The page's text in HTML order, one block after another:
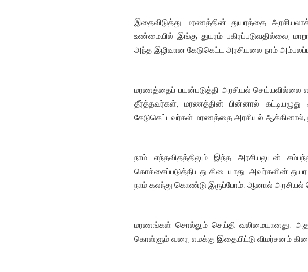
இதைவிடுத்து மரணத்தின் துயரத்தை
உண்மையில் இங்கு துயரம் பகிரப்படுவதில்லை,
அந்த இழிவான கேடுகெட்ட அரசியலை நாம்
மரணத்தைப் பயன்படுத்தி அரசியல் செய்யவில்லை
தீர்த்தவர்கள், மரணத்தின் பின்னால்
கேடுகெட்டவர்கள் மரணத்தை அரசியல் ஆக்கினால்,
நாம் எந்தவிதத்திலும் இந்த அரசியலுடன்
கொச்சைப்படுத்தியது கிடையாது. அவர்களின்
நாம் கலந்து கொண்டு இருப்போம். ஆனால்
மரணங்கள் சொல்லும் செய்தி வலிமையானது.
கொள்ளும் வரை, எமக்கு இதையிட்டு விமர்சனம்